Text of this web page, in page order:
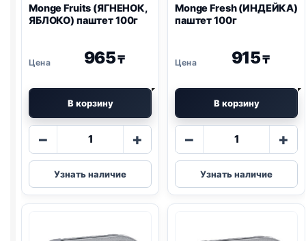
Monge Fruits (ЯГНЕНОК,
ЯБЛОКО) паштет 100г
965₸
В корзину
−
Количество
Monge
Fruits
(ЯГНЕНОК,
+
Узнать наличие
Monge Fresh (ИНДЕЙКА)
паштет 100г
915₸
В корзину
−
Количество
Monge
Fresh
(ИНДЕЙКА)
+
Узнать наличие